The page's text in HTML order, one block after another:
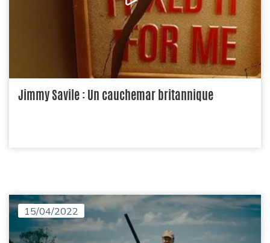
Jimmy Savile : Un cauchemar britannique
15/04/2022